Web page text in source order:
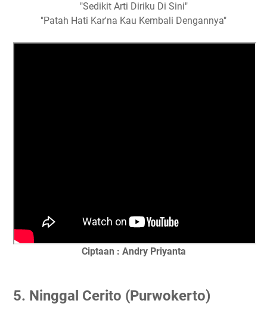
"Sedikit Arti Diriku Di Sini"
"Patah Hati Kar'na Kau Kembali Dengannya"
Ciptaan : Andry Priyanta
5. Ninggal Cerito (Purwokerto)